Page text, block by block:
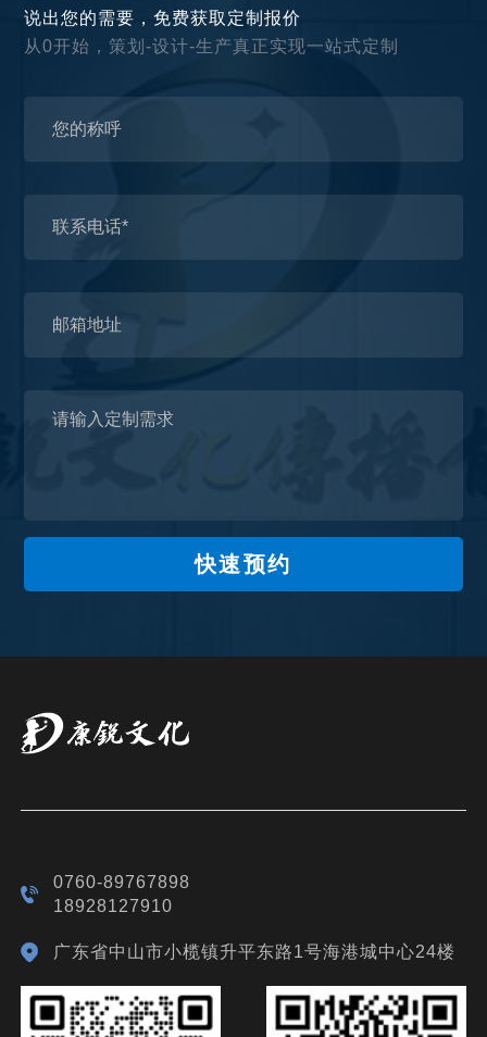
说出您的需要，免费获取定制报价
从0开始，策划-设计-生产真正实现一站式定制
快速预约
0760-89767898
18928127910
广东省中山市小榄镇升平东路1号海港城中心24楼